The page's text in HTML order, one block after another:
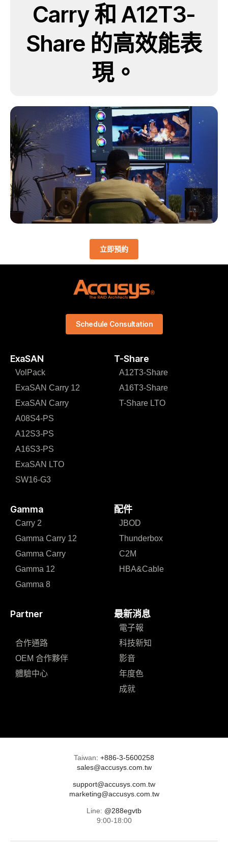
Carry 和 A12T3-
Share 的高效能表
現。
立即預約
ExaSAN T-Share
VolPack
ExaSAN Carry 12
ExaSAN Carry
A08S4-PS
A12S3-PS
A16S3-PS
ExaSAN LTO
SW16-G3
A12T3-Share
A16T3-Share
T-Share LTO
Gamma 配件
Carry 2
Gamma Carry 12
Gamma Carry
Gamma 12
Gamma 8
JBOD
Thunderbox
C2M
HBA&Cable
Partner 最新消息
合作通路
OEM 合作夥伴
體驗中心
電子報
科技新知
影音
年度色
成就
Schedule Consultation
Taiwan: +886-3-5600258
sales@accusys.com.tw
support@accusys.com.tw
marketing@accusys.com.tw
Line: @288egvtb
9:00-18:00